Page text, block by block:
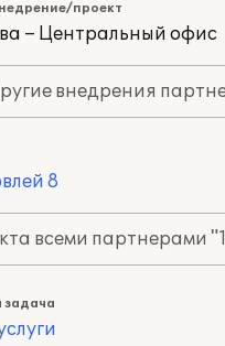
проект
– Центральный офис
внедрения
8
всеми партнерами
задача